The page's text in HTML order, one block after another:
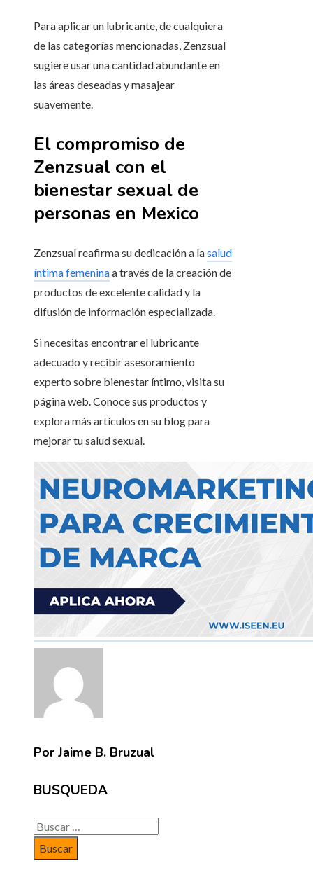
Para aplicar un lubricante, de cualquiera
de las categorías mencionadas, Zenzsual
sugiere usar una cantidad abundante en
las áreas deseadas y masajear
suavemente.
El compromiso de
Zenzsual con el
bienestar sexual de
personas en Mexico
Zenzsual reafirma su dedicación a lasalud
íntima femeninaa través de la creación de
productos de excelente calidad y la
difusión de información especializada.
Si necesitas encontrar el lubricante
adecuado y recibir asesoramiento
experto sobre bienestar íntimo, visita su
página web. Conoce sus productos y
explora más artículos en su blog para
mejorar tu salud sexual.
Por Jaime B. Bruzual
BUSQUEDA
Buscar: